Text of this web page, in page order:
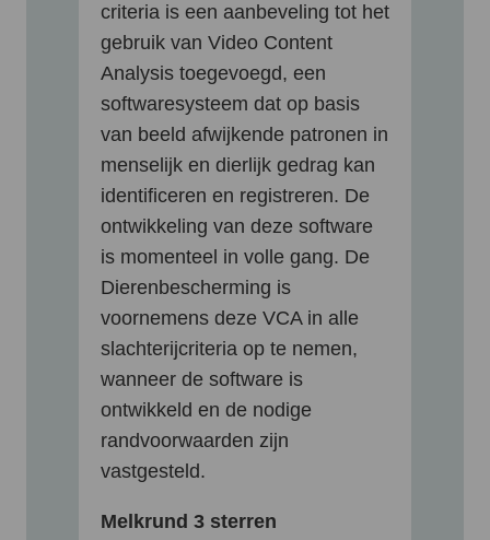
criteria is een aanbeveling tot het
gebruik van Video Content
Analysis toegevoegd, een
softwaresysteem dat op basis
van beeld afwijkende patronen in
menselijk en dierlijk gedrag kan
identificeren en registreren. De
ontwikkeling van deze software
is momenteel in volle gang. De
Dierenbescherming is
voornemens deze VCA in alle
slachterijcriteria op te nemen,
wanneer de software is
ontwikkeld en de nodige
randvoorwaarden zijn
vastgesteld.
Melkrund 3 sterren